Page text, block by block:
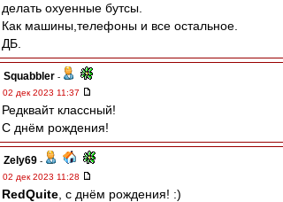
делать охуенные бутсы.
Как машины,телефоны и все остальное.
ДБ.
Squabbler -
02 дек 2023 11:37
Редквайт классный!
С днём рождения!
Zely69 -
02 дек 2023 11:28
RedQuite , с днём рождения! :)